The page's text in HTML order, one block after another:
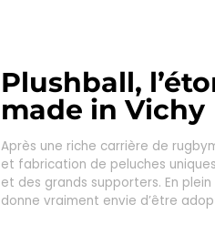
Plushball,
made in Vichy
Après une riche carrière de
et fabrication de peluches
et des grands supporters. En
donne vraiment envie d’être